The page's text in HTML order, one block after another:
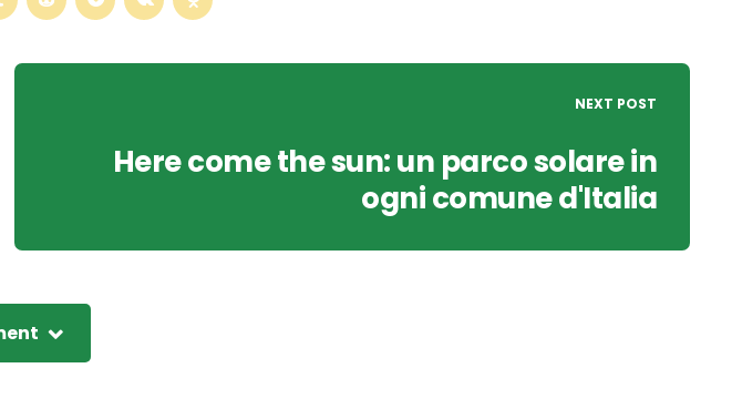
NEXT POST
Here come the sun: un parco solare in
ogni comune d'Italia